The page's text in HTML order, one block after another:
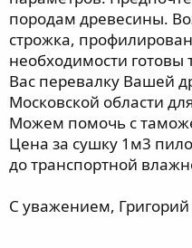
породам древесины.
строжка,
необходимости готовы
Вас перевалку Вашей
Московской области
Можем помочь с
Цена за сушку 1м3
до транспортной
С уважением, Григорий